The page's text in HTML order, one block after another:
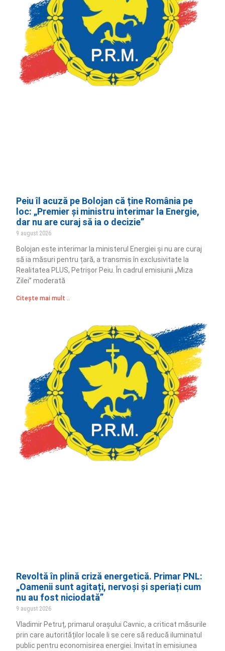
Peiu îl acuză pe Bolojan că ține România pe
loc: „Premier și ministru interimar la Energie,
dar nu are curaj să ia o decizie”
9 august 2026
Bolojan este interimar la ministerul Energiei și nu are curaj
să ia măsuri pentru țară, a transmis în exclusivitate la
Realitatea PLUS, Petrișor Peiu. În cadrul emisiunii „Miza
Zilei” moderată
Citește mai mult ..
Revoltă în plină criză energetică. Primar PNL:
„Oamenii sunt agitați, nervoși și speriați cum
nu au fost niciodată”
9 august 2026
Vladimir Petruț, primarul orașului Cavnic, a criticat măsurile
prin care autorităților locale li se cere să reducă iluminatul
public pentru economisirea energiei. Invitat în emisiunea